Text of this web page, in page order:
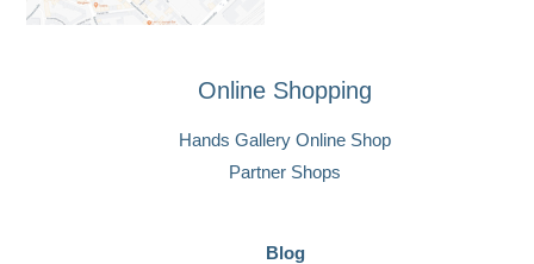
Online Shopping
Hands Gallery Online Shop
Partner Shops
Blog